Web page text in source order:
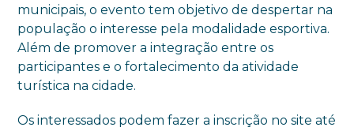
municipais, o evento tem objetivo de despertar na
população o interesse pela modalidade esportiva.
Além de promover a integração entre os
participantes e o fortalecimento da atividade
turística na cidade.
Os interessados podem fazer a inscrição no site até